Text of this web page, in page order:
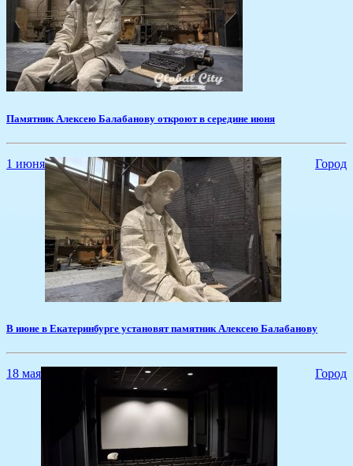
​Памятник Алексею Балабанову откроют в середине июня
1 июня Город
​В июне в Екатеринбурге установят памятник Алексею Балабанову
18 мая Город